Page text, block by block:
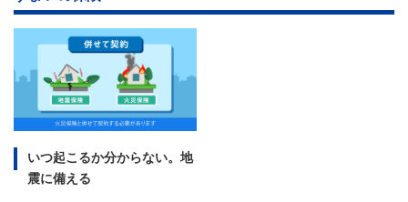
いつ起こるか分からない。 地
震に備える